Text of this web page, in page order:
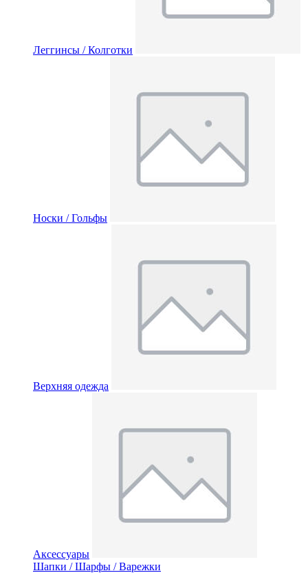
Леггинсы / Колготки
Носки / Гольфы
Верхняя одежда
Аксессуары
Шапки / Шарфы / Варежки